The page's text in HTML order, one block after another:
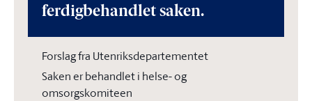
ferdigbehandlet saken.
Forslag fra Utenriksdepartementet
Saken er behandlet i helse- og
omsorgskomiteen